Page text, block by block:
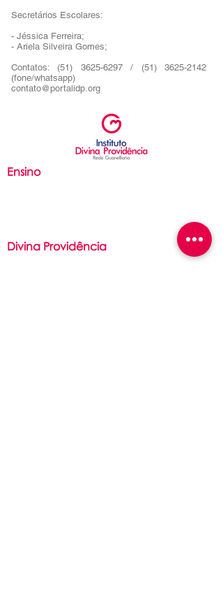
Secretários Escolares:
- Jéssica Ferreira;
- Ariela Silveira Gomes;
Contatos: (51) 3625-6297/ (51) 3625-2142
(fone/whatsapp)
contato@portalidp.org
Ensino
Divina Providência